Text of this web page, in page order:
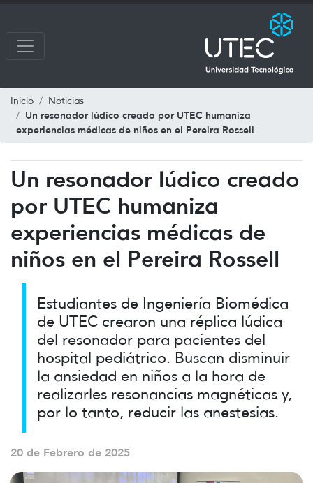
Inicio Noticias
Un resonador lúdico creado por UTEC humaniza
experiencias médicas de niños en el Pereira Rossell
Un resonador lúdico creado
por UTEC humaniza
experiencias médicas de
niños en el Pereira Rossell
Estudiantes de Ingeniería Biomédica
de UTEC crearon una réplica lúdica
del resonador para pacientes del
hospital pediátrico. Buscan disminuir
la ansiedad en niños a la hora de
realizarles resonancias magnéticas y,
por lo tanto, reducir las anestesias.
20 de Febrero de 2025